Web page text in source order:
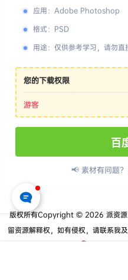
应用： Adobe Photoshop
格式： PSD
用途： 仅供参考学习，请勿直
您的下载权限
游客
百
📢 素材有问题
版权所有Copyright © 2026派资源
留资源解释权，如有侵权，请联系我及